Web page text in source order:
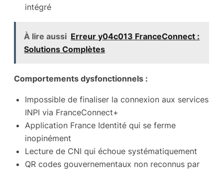
intégré
À lire aussi ‌Erreur y04c013 FranceConnect :
Solutions Complètes
Comportements dysfonctionnels :
Impossible de finaliser la connexion aux services
INPI via FranceConnect+
Application France Identité qui se ferme
inopinément
Lecture de CNI qui échoue systématiquement
QR codes gouvernementaux non reconnus par